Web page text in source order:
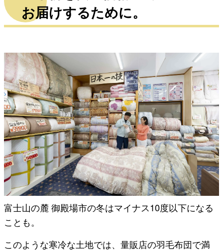
お届けするために。
富士山の麓 御殿場市の冬はマイナス10度以下になる
ことも。
このような寒冷な土地では、量販店の羽毛布団で満